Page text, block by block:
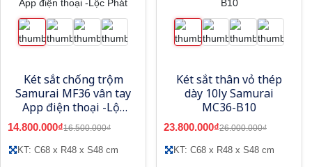
Két sắt chống trộm
Samurai MF36 vân tay
App điện thoại -Lộc
Phát
14.800.000₫16.500.000₫
KT: C68 x R48 x S48 cm
Két sắt thân vỏ thép
dày 10ly Samurai
MC36-B10
23.800.000₫26.000.000₫
KT: C68 x R48 x S48 cm